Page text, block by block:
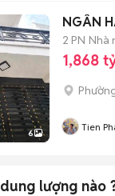
6
NGÂN
2 PN Nhà
1,868
Tien
dung lượng nào